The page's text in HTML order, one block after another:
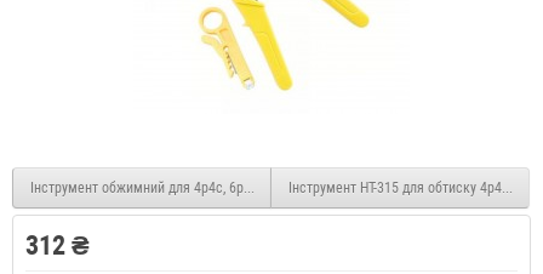
Інструмент обжимний для 4p4c, 6p4c, 8p8c роз'ємівІнструмент HT-315 для обтиску 4p4c,
312 ₴